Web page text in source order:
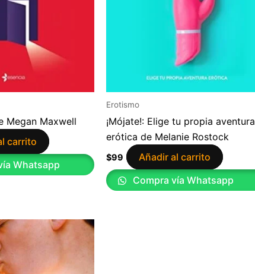
Megan Maxwell
carrito
Whatsapp
Erotismo
¡Mójate!: Elige tu propia aventura
erótica de Melanie Rostock
$99
Añadir al carrito
Compra vía Whatsapp